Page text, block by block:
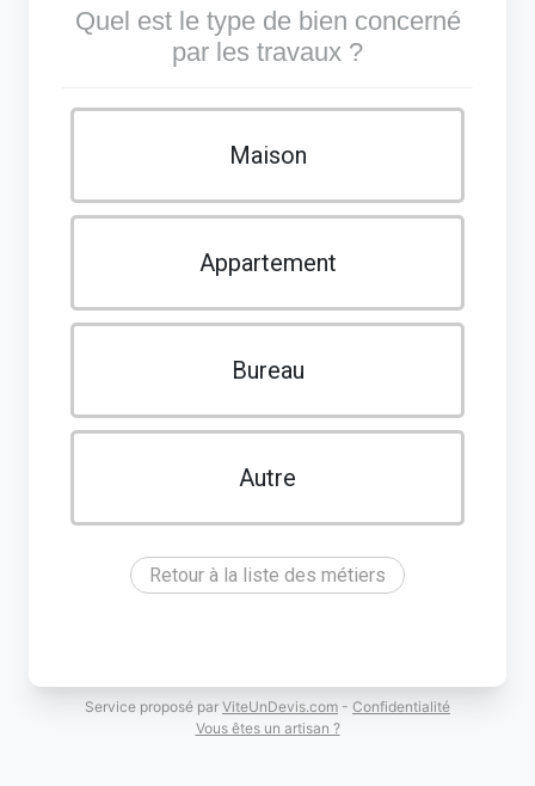
Quel est le type de bien concerné
par les travaux ?
Maison
Appartement
Bureau
Autre
Retour à la liste des métiers
Service proposé par ViteUnDevis.com - Confidentialité
Vous êtes un artisan ?